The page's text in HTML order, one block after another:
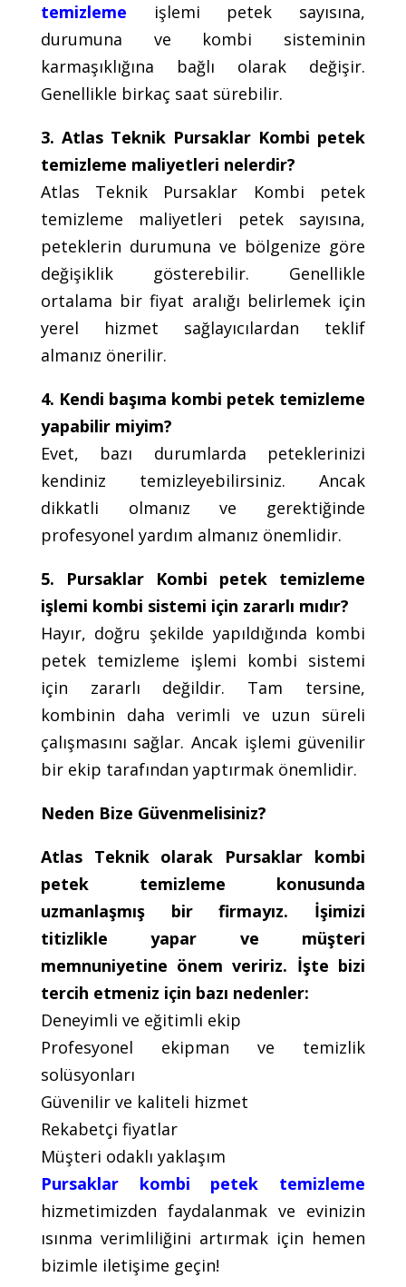
temizleme işlemi petek sayısına,
durumuna ve kombi sisteminin
karmaşıklığına bağlı olarak değişir.
Genellikle birkaç saat sürebilir.
3. Atlas Teknik Pursaklar Kombi petek
temizleme maliyetleri nelerdir?
Atlas Teknik Pursaklar Kombi petek
temizleme maliyetleri petek sayısına,
peteklerin durumuna ve bölgenize göre
değişiklik gösterebilir. Genellikle
ortalama bir fiyat aralığı belirlemek için
yerel hizmet sağlayıcılardan teklif
almanız önerilir.
4. Kendi başıma kombi petek temizleme
yapabilir miyim?
Evet, bazı durumlarda peteklerinizi
kendiniz temizleyebilirsiniz. Ancak
dikkatli olmanız ve gerektiğinde
profesyonel yardım almanız önemlidir.
5. Pursaklar Kombi petek temizleme
işlemi kombi sistemi için zararlı mıdır?
Hayır, doğru şekilde yapıldığında kombi
petek temizleme işlemi kombi sistemi
için zararlı değildir. Tam tersine,
kombinin daha verimli ve uzun süreli
çalışmasını sağlar. Ancak işlemi güvenilir
bir ekip tarafından yaptırmak önemlidir.
Neden Bize Güvenmelisiniz?
Atlas Teknik olarak Pursaklar kombi
petek temizleme konusunda
uzmanlaşmış bir firmayız. İşimizi
titizlikle yapar ve müşteri
memnuniyetine önem veririz. İşte bizi
tercih etmeniz için bazı nedenler:
Deneyimli ve eğitimli ekip
Profesyonel ekipman ve temizlik
solüsyonları
Güvenilir ve kaliteli hizmet
Rekabetçi fiyatlar
Müşteri odaklı yaklaşım
Pursaklar kombi petek temizleme
hizmetimizden faydalanmak ve evinizin
ısınma verimliliğini artırmak için hemen
bizimle iletişime geçin!